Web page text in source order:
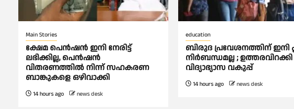
Main Stories
ക്ഷേമ പെൻഷൻ ഇനി നേരിട്ട്
ലഭിക്കില്ല, പെൻഷൻ
വിതരണത്തില്‍ നിന്ന് സഹകരണ
ബാങ്കുകളെ ഒഴിവാക്കി
14 hours ago news desk
education
ബിരുദ പ്രവേശനത്തിന് ഇനി
നിര്‍ബന്ധമല്ല ;
വിദ്യാഭ്യാസ വകുപ്പ്
14 hours ago news desk